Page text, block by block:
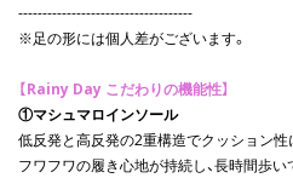
------------------------------------
※足の形には個人差がございます。
【Rainy Day こだわりの機能性】
①マシュマロインソール
低反発と高反発の2重構造でクッション性
フワフワの履き心地が持続し、長時間歩